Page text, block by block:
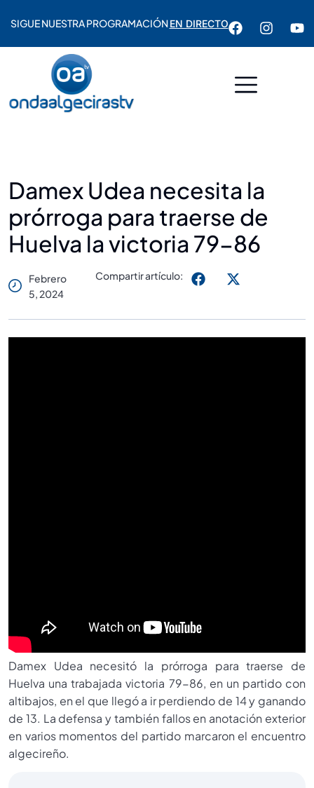
SIGUE NUESTRA PROGRAMACIÓNEN DIRECTO
Damex Udea necesita la
prórroga para traerse de
Huelva la victoria 79-86
Febrero
5, 2024
Compartir artículo:
Damex Udea necesitó la prórroga para traerse de
Huelva una trabajada victoria 79-86, en un partido con
altibajos, en el que llegó a ir perdiendo de 14 y ganando
de 13. La defensa y también fallos en anotación exterior
en varios momentos del partido marcaron el encuentro
algecireño.